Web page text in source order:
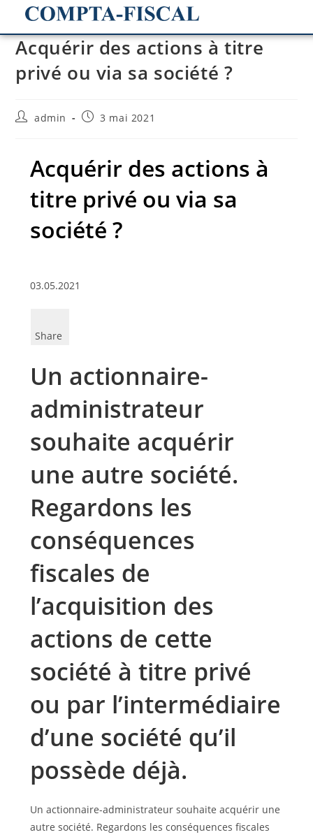
Acquérir des actions à titre
privé ou via sa société ?
admin 3 mai 2021
Acquérir des actions à
titre privé ou via sa
société ?
03.05.2021
Share
Un actionnaire-
administrateur
souhaite acquérir
une autre société.
Regardons les
conséquences
fiscales de
l’acquisition des
actions de cette
société à titre privé
ou par l’intermédiaire
d’une société qu’il
possède déjà.
Un actionnaire-administrateur souhaite acquérir une
autre société. Regardons les conséquences fiscales